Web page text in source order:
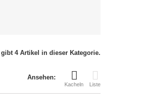
gibt 4 Artikel in dieser Kategorie.
Ansehen:
Kacheln Liste